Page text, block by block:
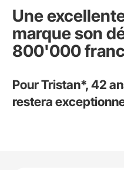
Une
marque son
800'000
Pour Tristan*, 42
restera